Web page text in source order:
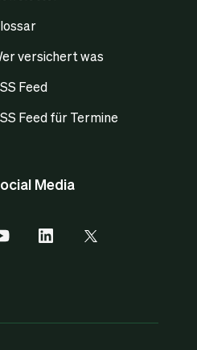
versichert was
Feed
Feed für Termine
Media